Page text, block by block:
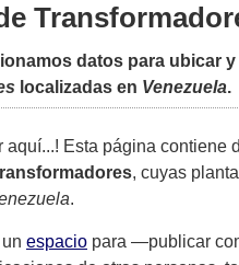
datos para ubicar
localizadas en Venezuela.
aquí...! Esta página contiene
, cuyas
.
espacio para —publicar